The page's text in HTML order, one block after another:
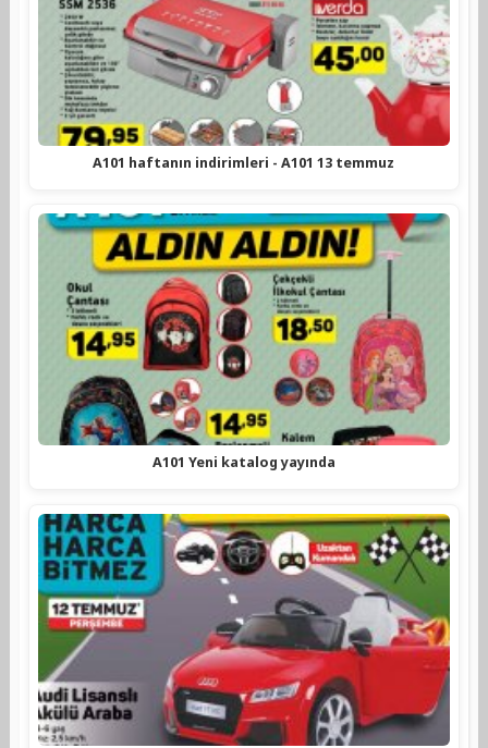
A101 haftanın indirimleri - A101 13 temmuz
A101 Yeni katalog yayında